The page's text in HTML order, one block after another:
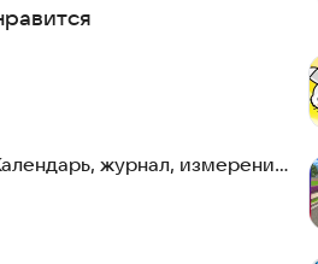
журнал, измерения.